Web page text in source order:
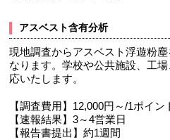
アスベスト含有分析
現地調査からアスベスト浮遊粉
なります。学校や公共施設、工
応いたします。
【調査費用】12,000円～/1ポイン
【速報結果】3～4営業日
【報告書提出】約1週間